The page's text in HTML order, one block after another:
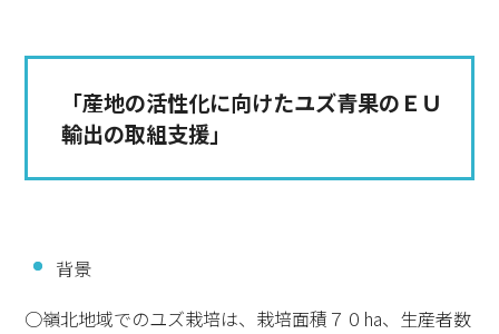
「産地の活性化に向けたユズ青果のＥＵ
輸出の取組支援」
背景
○嶺北地域でのユズ栽培は、栽培面積７０ha、生産者数